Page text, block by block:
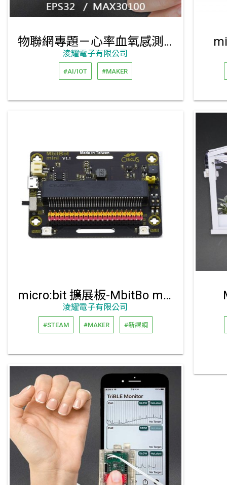
物聯網專題－心率血氧感測套件包
淩耀電子有限公司
#AI/IOT #MAKER
micro:bit 擴展板-MbitBo mini
淩耀電子有限公司
#STEAM #MAKER #新課綱